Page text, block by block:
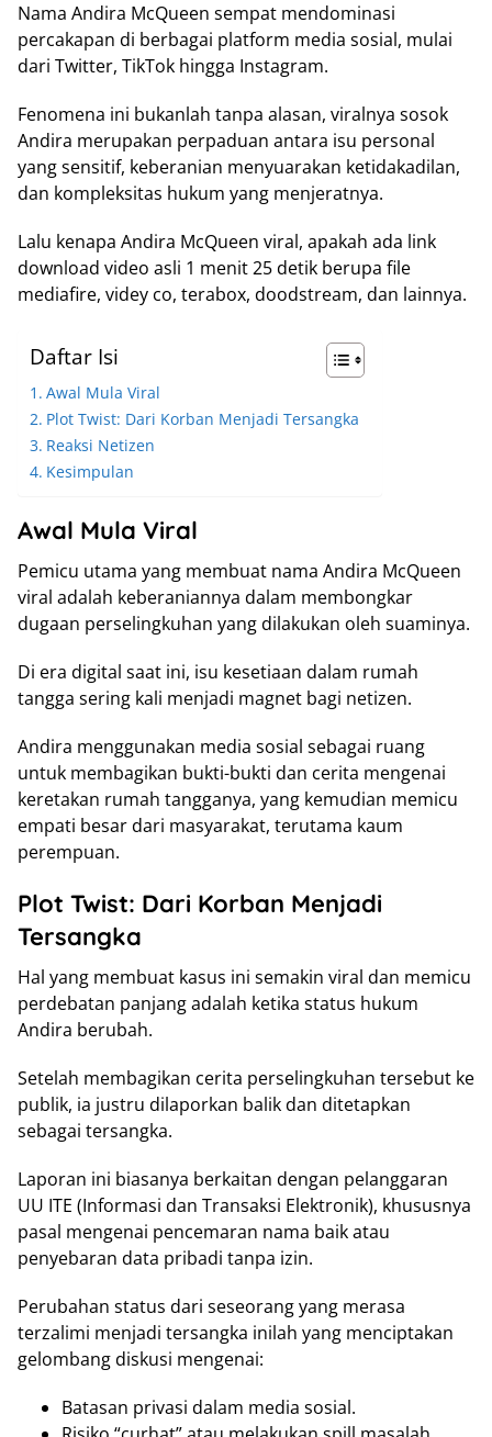
Nama Andira McQueen sempat mendominasi
percakapan di berbagai platform media sosial, mulai
dari Twitter, TikTok hingga Instagram.
Fenomena ini bukanlah tanpa alasan, viralnya sosok
Andira merupakan perpaduan antara isu personal
yang sensitif, keberanian menyuarakan ketidakadilan,
dan kompleksitas hukum yang menjeratnya.
Lalu kenapa Andira McQueen viral, apakah ada link
download video asli 1 menit 25 detik berupa file
mediafire, videy co, terabox, doodstream, dan lainnya.
Daftar Isi
Awal Mula Viral
Plot Twist: Dari Korban Menjadi Tersangka
Reaksi Netizen
Kesimpulan
Awal Mula Viral
Pemicu utama yang membuat nama Andira McQueen
viral adalah keberaniannya dalam membongkar
dugaan perselingkuhan yang dilakukan oleh suaminya.
Di era digital saat ini, isu kesetiaan dalam rumah
tangga sering kali menjadi magnet bagi netizen.
Andira menggunakan media sosial sebagai ruang
untuk membagikan bukti-bukti dan cerita mengenai
keretakan rumah tangganya, yang kemudian memicu
empati besar dari masyarakat, terutama kaum
perempuan.
Plot Twist: Dari Korban Menjadi
Tersangka
Hal yang membuat kasus ini semakin viral dan memicu
perdebatan panjang adalah ketika status hukum
Andira berubah.
Setelah membagikan cerita perselingkuhan tersebut ke
publik, ia justru dilaporkan balik dan ditetapkan
sebagai tersangka.
Laporan ini biasanya berkaitan dengan pelanggaran
UU ITE (Informasi dan Transaksi Elektronik), khususnya
pasal mengenai pencemaran nama baik atau
penyebaran data pribadi tanpa izin.
Perubahan status dari seseorang yang merasa
terzalimi menjadi tersangka inilah yang menciptakan
gelombang diskusi mengenai:
Batasan privasi dalam media sosial.